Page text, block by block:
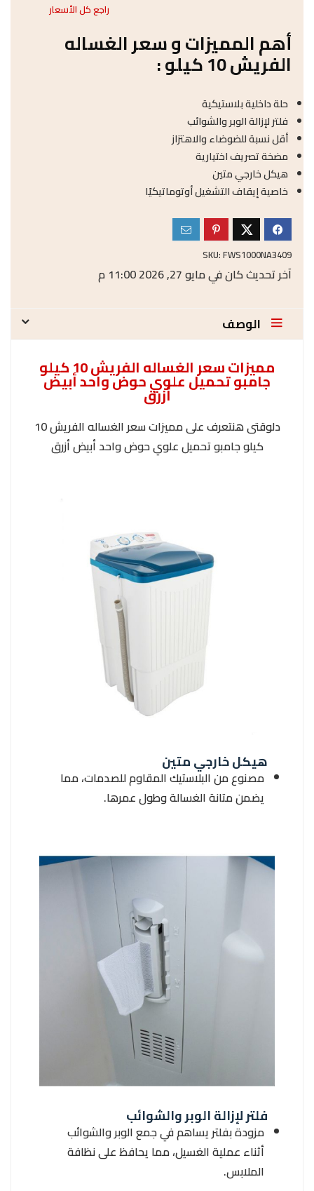
راجع كل الأسعار
أهم المميزات و سعر الغساله
الفريش 10 كيلو :
حلة داخلية بلاستيكية
فلتر لإزالة الوبر والشوائب
أقل نسبة للضوضاء والاهتزاز
مضخة تصريف اختيارية
هيكل خارجي متين
خاصية إيقاف التشغيل أوتوماتيكيًا
SKU:FWS1000NA3409
آخر تحديث كان في مايو 27, 2026 11:00 م
الوصف
مميزات سعر الغساله الفريش 10 كيلو
جامبو تحميل علوي حوض واحد أبيض
أزرق
دلوقتى هنتعرف على مميزات سعر الغساله الفريش 10
كيلو جامبو تحميل علوي حوض واحد أبيض أزرق
هيكل خارجي متين
مصنوع من البلاستيك المقاوم للصدمات، مما
يضمن متانة الغسالة وطول عمرها.
فلتر لإزالة الوبر والشوائب
مزودة بفلتر يساهم في جمع الوبر والشوائب
أثناء عملية الغسيل، مما يحافظ على نظافة
الملابس.